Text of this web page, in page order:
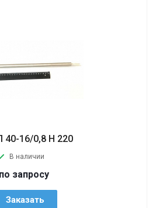
40-16/0,8 Н 220
В наличии
по запросу
Заказать